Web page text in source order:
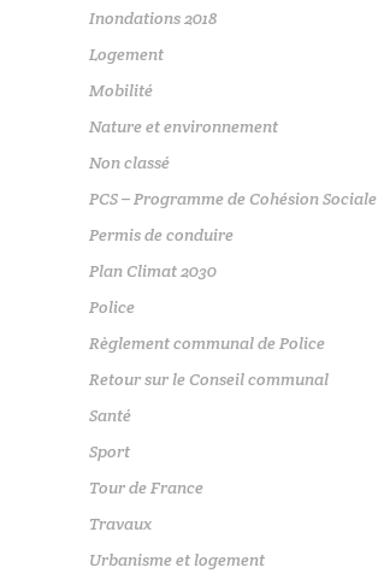
Inondations 2018
Logement
Mobilité
Nature et environnement
Non classé
PCS – Programme de Cohésion Sociale
Permis de conduire
Plan Climat 2030
Police
Règlement communal de Police
Retour sur le Conseil communal
Santé
Sport
Tour de France
Travaux
Urbanisme et logement